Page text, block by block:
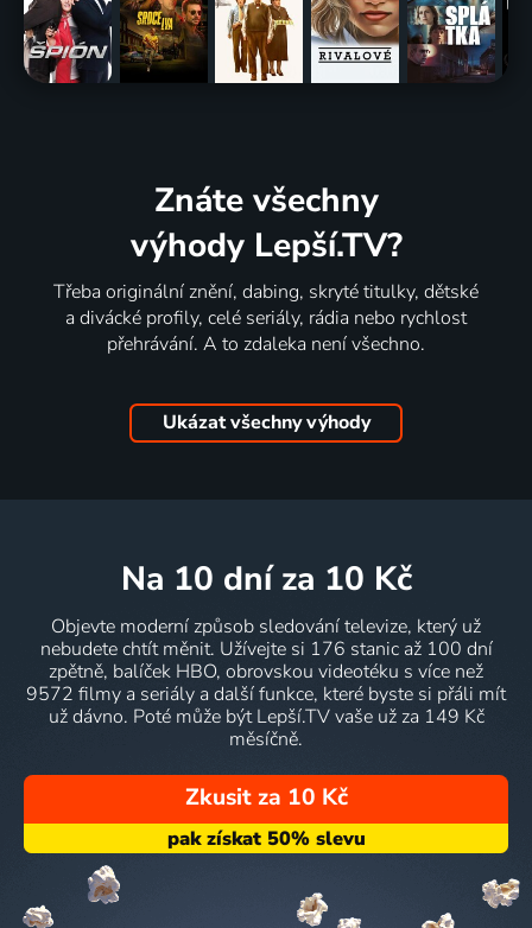
Znáte všechny
výhody Lepší.TV?
Třeba originální znění, dabing, skryté titulky, dětské
a divácké profily, celé seriály, rádia nebo rychlost
přehrávání. A to zdaleka není všechno.
Ukázat všechny výhody
na 10 dní za 10 Kč
Objevte moderní způsob sledování televize, který už
nebudete chtít měnit. Užívejte si 176 stanic až 100 dní
zpětně, balíček HBO, obrovskou videotéku s více než
9572 filmy a seriály a další funkce, které byste si přáli mít
už dávno. Poté může být Lepší.TV vaše už za 149 Kč
měsíčně.
Zkusit za 10 Kč